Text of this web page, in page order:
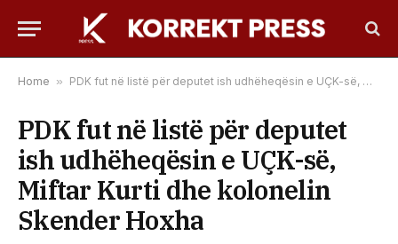
Home » PDK fut në listë për deputet ish udhëheqësin e UÇK-së, Miftar Kurti dhe kolonelin Skender Hoxha
PDK fut në listë për deputet
ish udhëheqësin e UÇK-së,
Miftar Kurti dhe kolonelin
Skender Hoxha